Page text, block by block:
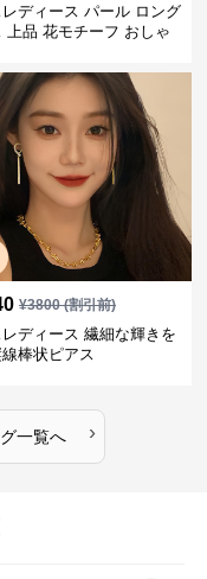
レディース パール ロング
上品 花モチーフ おしゃ
¥3800(割引前)
レディース 繊細な輝きを
棒状ピアス
一覧へ ›